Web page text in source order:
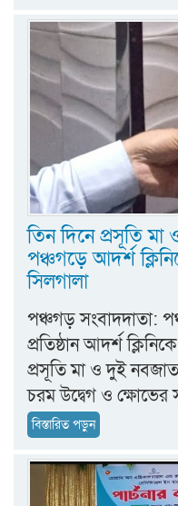
তিন দিনে প্রসূতি
পঞ্চগড়ে আদর্শ
সিলগালা
পঞ্চগড় সংবাদদাতা:
প্রতিষ্ঠান আদর্শ
প্রসূতি মা ও দুই
চরম উদ্বেগ ও
বিস্তারিত পড়ুন